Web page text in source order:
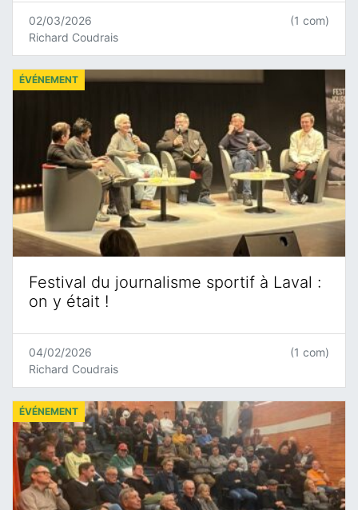
02/03/2026
Richard Coudrais
(1 com)
Festival du journalisme sportif à Laval :
on y était !
ÉVÉNEMENT
04/02/2026
Richard Coudrais
(1 com)
ÉVÉNEMENT